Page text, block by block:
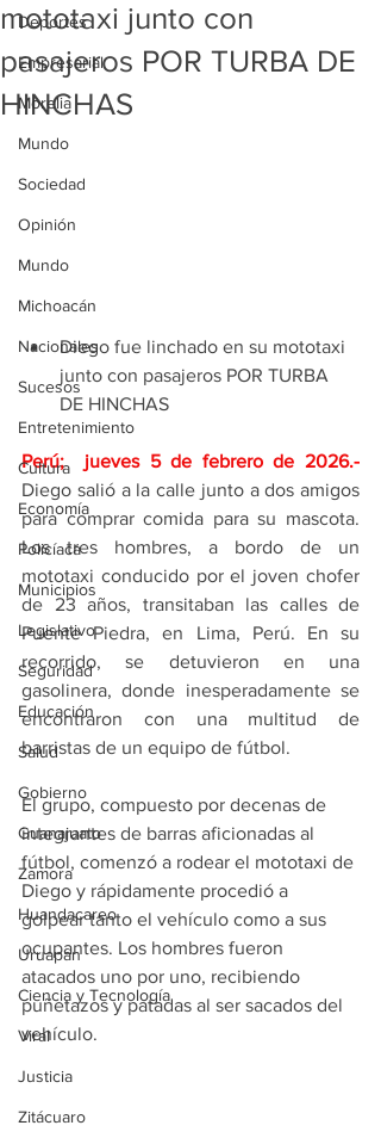
Deportes
Empresarial
Morelia
Mundo
Sociedad
Opinión
Mundo
Michoacán
Nacionales
Sucesos
Entretenimiento
Cultura
Economía
Policíaca
Municipios
Legislativo
Seguridad
Educación
Salud
Gobierno
Guanajuato
Zamora
Huandacareo
Uruapan
Ciencia y Tecnología
Viral
Justicia
Zitácuaro
mototaxi junto con
pasajeros POR TURBA DE
HINCHAS
Diego fue linchado en su mototaxi
junto con pasajeros POR TURBA
DE HINCHAS
Perú;  jueves 5 de febrero de 2026
Diego salió a la calle junto a dos amigos
para comprar comida para su mascota.
Los tres hombres, a bordo de un
mototaxi conducido por el joven chofer
de 23 años, transitaban las calles de
Puente Piedra, en Lima, Perú. En su
recorrido, se detuvieron en una
gasolinera, donde inesperadamente se
encontraron con una multitud de
barristas de un equipo de fútbol.
El grupo, compuesto por decenas de
integrantes de barras aficionadas al
fútbol, comenzó a rodear el mototaxi de
Diego y rápidamente procedió a
golpear tanto el vehículo como a sus
ocupantes. Los hombres fueron
atacados uno por uno, recibiendo
puñetazos y patadas al ser sacados del
vehículo.